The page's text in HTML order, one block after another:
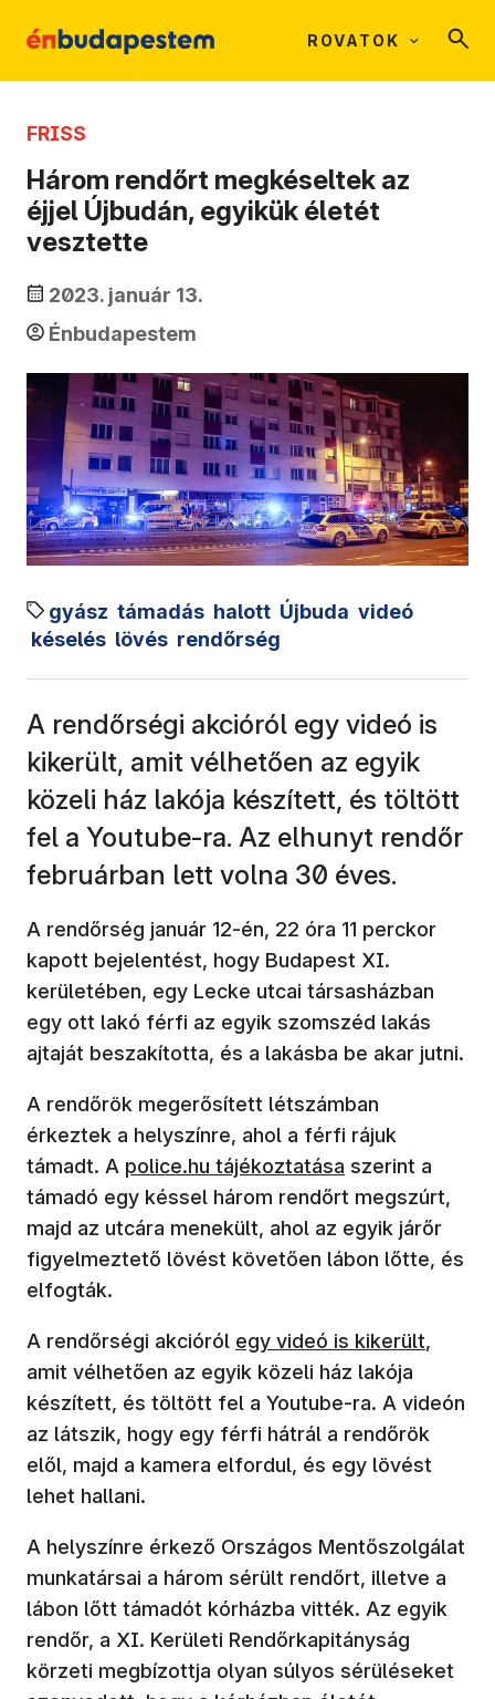
ROVATOK
FRISS
Három rendőrt megkéseltek az
éjjel Újbudán, egyikük életét
vesztette
2023. január 13.
Énbudapestem
gyász támadás halott Újbuda videó
késelés lövés rendőrség
A rendőrségi akcióról egy videó is
kikerült, amit vélhetően az egyik
közeli ház lakója készített, és töltött
fel a Youtube-ra. Az elhunyt rendőr
februárban lett volna 30 éves.
A rendőrség január 12-én, 22 óra 11 perckor
kapott bejelentést, hogy Budapest XI.
kerületében, egy Lecke utcai társasházban
egy ott lakó férfi az egyik szomszéd lakás
ajtaját beszakította, és a lakásba be akar jutni.
A rendőrök megerősített létszámban
érkeztek a helyszínre, ahol a férfi rájuk
támadt. A (új ablakban nyílik meg)
police.hu tájékoztatása szerint a
támadó egy késsel három rendőrt megszúrt,
majd az utcára menekült, ahol az egyik járőr
figyelmeztető lövést követően lábon lőtte, és
elfogták.
A rendőrségi akcióról (új ablakban nyílik meg)
egy videó is kikerült,
amit vélhetően az egyik közeli ház lakója
készített, és töltött fel a Youtube-ra. A videón
az látszik, hogy egy férfi hátrál a rendőrök
elől, majd a kamera elfordul, és egy lövést
lehet hallani.
A helyszínre érkező Országos Mentőszolgálat
munkatársai a három sérült rendőrt, illetve a
lábon lőtt támadót kórházba vitték. Az egyik
rendőr, a XI. Kerületi Rendőrkapitányság
körzeti megbízottja olyan súlyos sérüléseket